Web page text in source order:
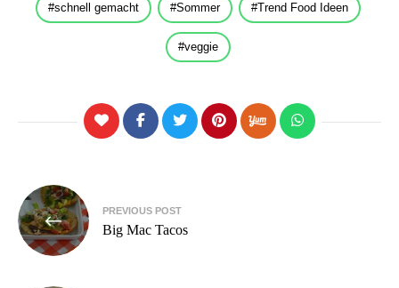
schnell gemacht Sommer Trend Food Ideen
veggie
Beitragsnavigation
PREVIOUS POST
Big Mac Tacos